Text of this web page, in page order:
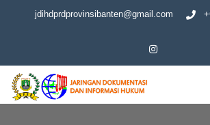
jdihdprdprovinsibanten@gmail.com